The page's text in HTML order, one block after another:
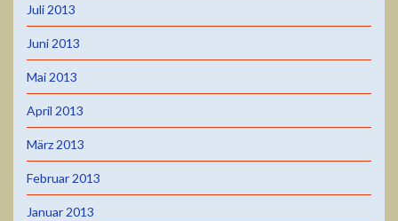
Juli 2013
Juni 2013
Mai 2013
April 2013
März 2013
Februar 2013
Januar 2013